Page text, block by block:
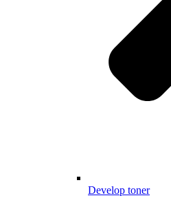
Develop toner